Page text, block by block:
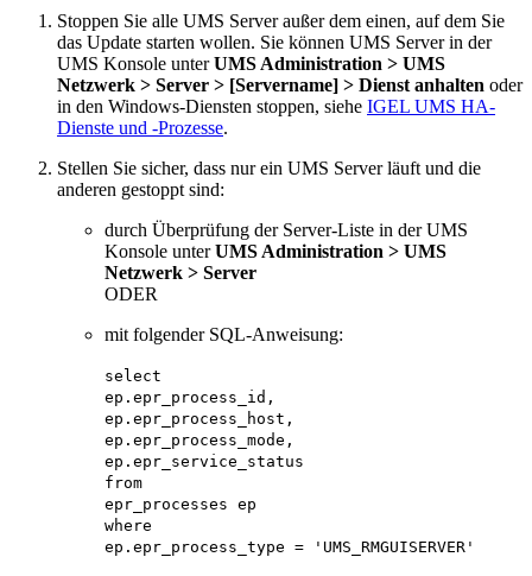
Stoppen Sie alle UMS Server außer dem einen, auf dem Sie
das Update starten wollen. Sie können UMS Server in der
UMS Konsole unterUMS Administration > UMS
Netzwerk > Server > [Servername] > Dienst anhalten oder
in den Windows-Diensten stoppen, siehe IGEL UMS HA-
Dienste und -Prozesse.
Stellen Sie sicher, dass nur ein UMS Server läuft und die
anderen gestoppt sind:
durch Überprüfung der Server-Liste in der UMS
Konsole unterUMS Administration > UMS
Netzwerk > Server
ODER
mit folgender SQL-Anweisung:
select
ep.epr_process_id,
ep.epr_process_host,
ep.epr_process_mode,
ep.epr_service_status
from
epr_processes ep
where
ep.epr_process_type = 'UMS_RMGUISERVER'